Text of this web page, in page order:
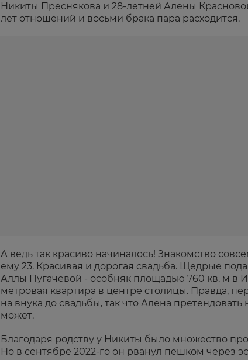
Никиты Преснякова и 28-летней Алены
лет отношений и восьми брака пара расходится.
А ведь так красиво начиналось! Знакомство
ему 23. Красивая и дорогая свадьба. Щедрые
Аллы Пугачевой - особняк площадью 760 кв. м в
метровая квартира в центре столицы. Правда,
на внука до свадьбы, так что Алена претендовать
может.
Благодаря родству у Никиты было множество
Но в сентябре 2022-го он рванул пешком через